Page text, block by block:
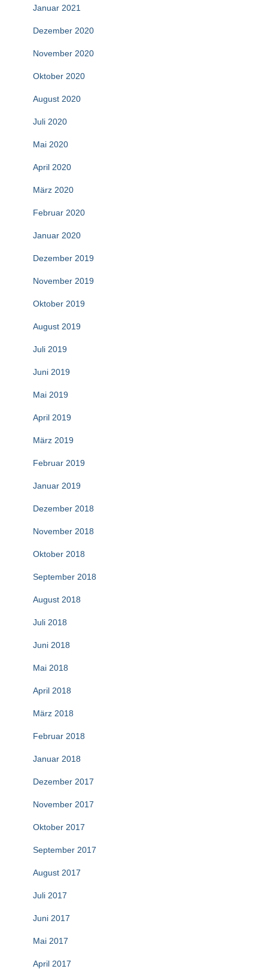
Januar 2021
Dezember 2020
November 2020
Oktober 2020
August 2020
Juli 2020
Mai 2020
April 2020
März 2020
Februar 2020
Januar 2020
Dezember 2019
November 2019
Oktober 2019
August 2019
Juli 2019
Juni 2019
Mai 2019
April 2019
März 2019
Februar 2019
Januar 2019
Dezember 2018
November 2018
Oktober 2018
September 2018
August 2018
Juli 2018
Juni 2018
Mai 2018
April 2018
März 2018
Februar 2018
Januar 2018
Dezember 2017
November 2017
Oktober 2017
September 2017
August 2017
Juli 2017
Juni 2017
Mai 2017
April 2017